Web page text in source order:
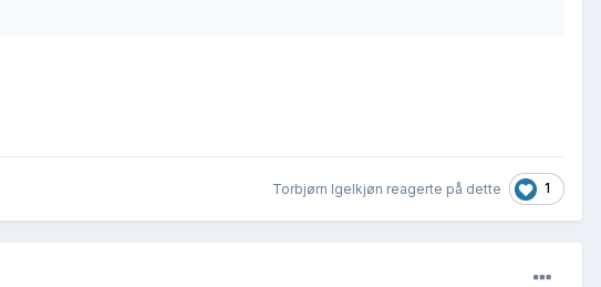
Torbjørn Igelkjøn reagerte på dette 1